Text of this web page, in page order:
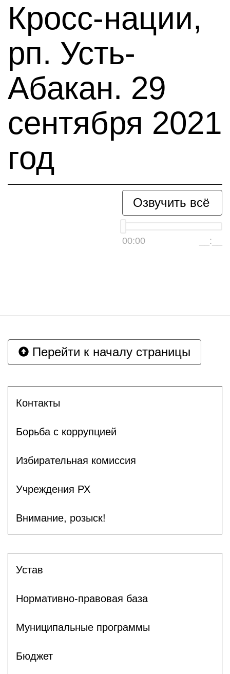
Кросс-нации,
рп. Усть-
Абакан. 29
сентября 2021
год
Озвучить всё
00:00 __:__
Перейти к началу страницы
Контакты
Борьба с коррупцией
Избирательная комиссия
Учреждения РХ
Внимание, розыск!
Устав
Нормативно-правовая база
Муниципальные программы
Бюджет